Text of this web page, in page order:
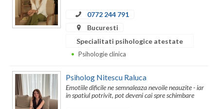
0772 244 791
Bucuresti
Specialitati psihologice atestate
Psihologie clinica
Psiholog Nitescu Raluca
Emotiile dificile ne semnaleaza nevoile neauzite - iar
in spatiul potrivit, pot deveni cai spre schimbare